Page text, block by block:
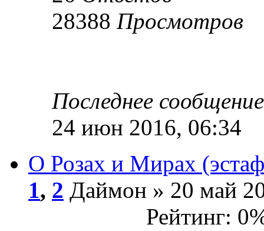
28388 Просмотров
Последнее
24 июн 2016, 06:34
О Розах и Мирах
1, 2 Даймон » 20 май
Рейтинг: